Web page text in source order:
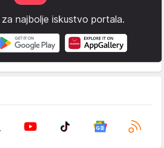
za najbolje iskustvo portala.